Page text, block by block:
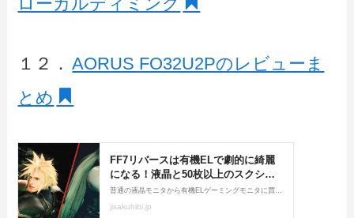
１２． AORUS FO32U2Pのレビューま
とめ